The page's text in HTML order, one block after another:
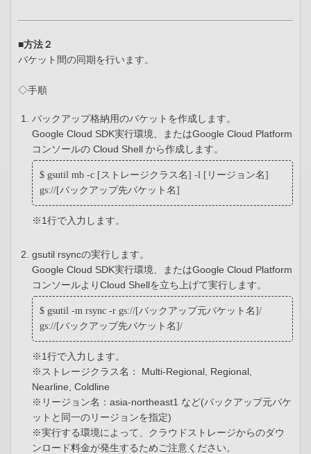
■方法２
バケット間の同期を行います。
◇手順
バックアップ格納用のバケットを作成します。
Google Cloud SDK実行環境、またはGoogle Cloud Platform
コンソールの Cloud Shell から作成します。
$ gsutil mb -c [ストレージクラス名] -l [リージョン名]
gs://[バックアップ先バケット名]
※1行で入力します。
gsutil rsyncの実行します。
Google Cloud SDK実行環境、またはGoogle Cloud Platform
コンソールよりCloud Shellを立ち上げて実行します。
$ gsutil -m rsync -r gs://[バックアップ元バケット名]/
gs://[バックアップ先バケット名]/
※1行で入力します。
※ストレージクラス名： Multi-Regional, Regional,
Nearline, Coldline
※リージョン名：asia-northeast1 など(バックアップ元バケ
ットと同一のリージョンを指定)
※実行する環境によって、クラウドストレージからのダウ
ンロード料金が発生するためご注意ください。